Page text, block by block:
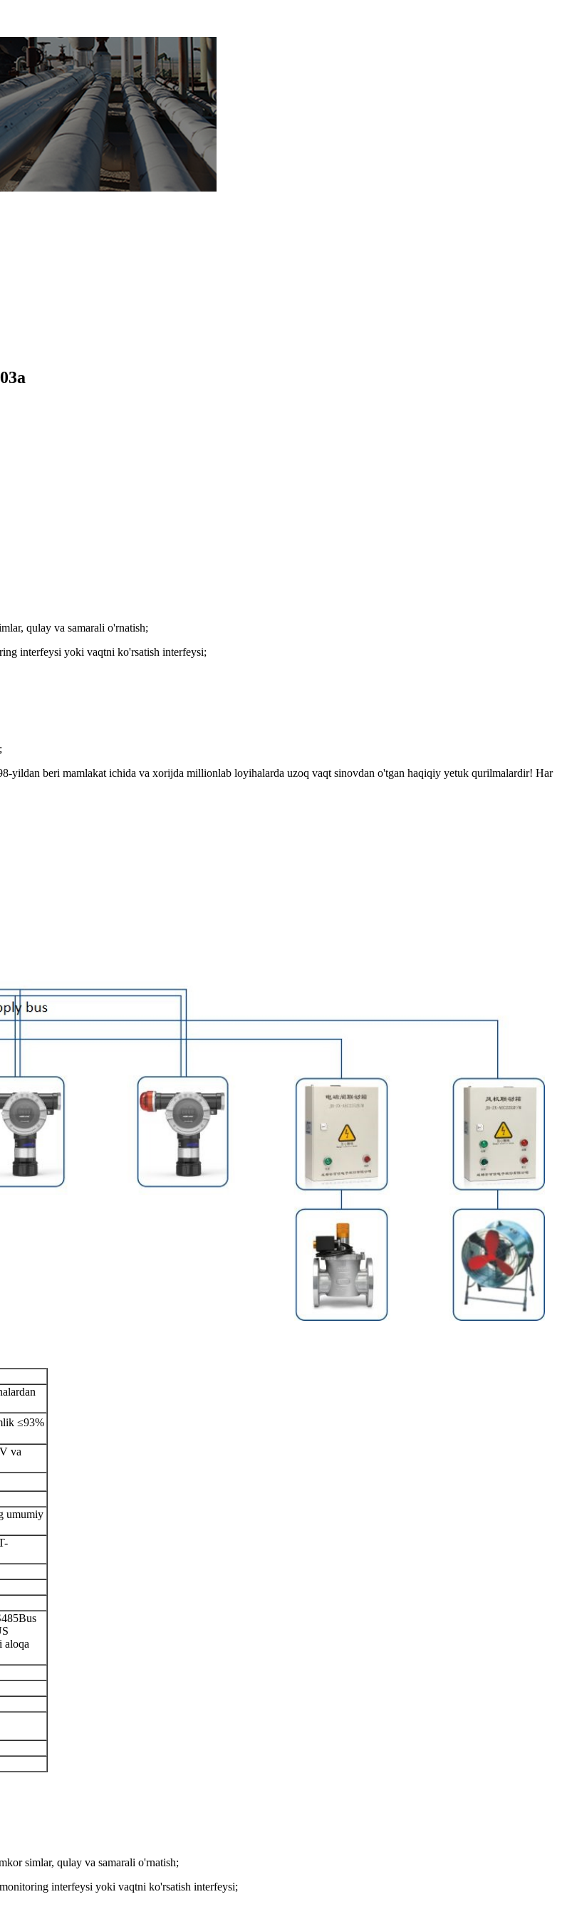
qulay va samarali o'rnatish;
interfeysi yoki vaqtni ko'rsatish interfeysi;
beri mamlakat ichida va xorijda millionlab loyihalarda uzoq vaqt sinovdan o'tgan haqiqiy yetuk qurilmalardir! Har
≤93%
va
umumiy
aloqa
simlar, qulay va samarali o'rnatish;
interfeysi yoki vaqtni ko'rsatish interfeysi;